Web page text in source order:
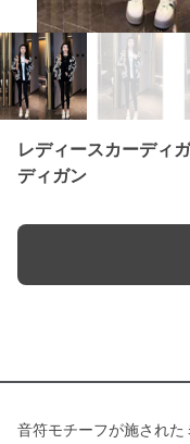
レディースカーディ
ディガン
音符モチーフが施され